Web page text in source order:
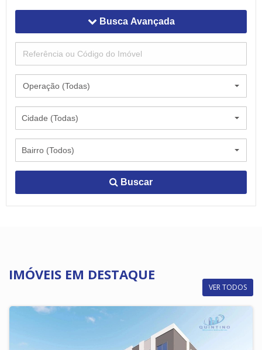
Busca Avançada
Operação (Todas)
Cidade (Todas)
Bairro (Todos)
Buscar
IMÓVEIS EM DESTAQUE
VER TODOS